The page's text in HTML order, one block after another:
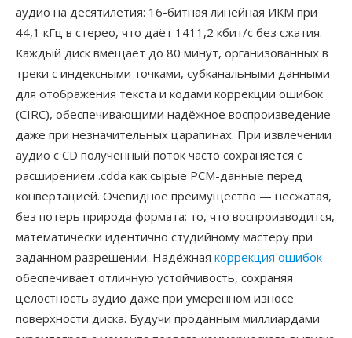
аудио на десятилетия: 16-битная линейная ИКМ при
44,1 кГц в стерео, что даёт 1411,2 кбит/с без сжатия.
Каждый диск вмещает до 80 минут, организованных в
треки с индексными точками, субканальными данными
для отображения текста и кодами коррекции ошибок
(CIRC), обеспечивающими надёжное воспроизведение
даже при незначительных царапинах. При извлечении
аудио с CD полученный поток часто сохраняется с
расширением .cdda как сырые PCM-данные перед
конвертацией. Очевидное преимущество — несжатая,
без потерь природа формата: то, что воспроизводится,
математически идентично студийному мастеру при
заданном разрешении. Надёжная коррекция ошибок
обеспечивает отличную устойчивость, сохраняя
целостность аудио даже при умеренном износе
поверхности диска. Будучи проданным миллиардами